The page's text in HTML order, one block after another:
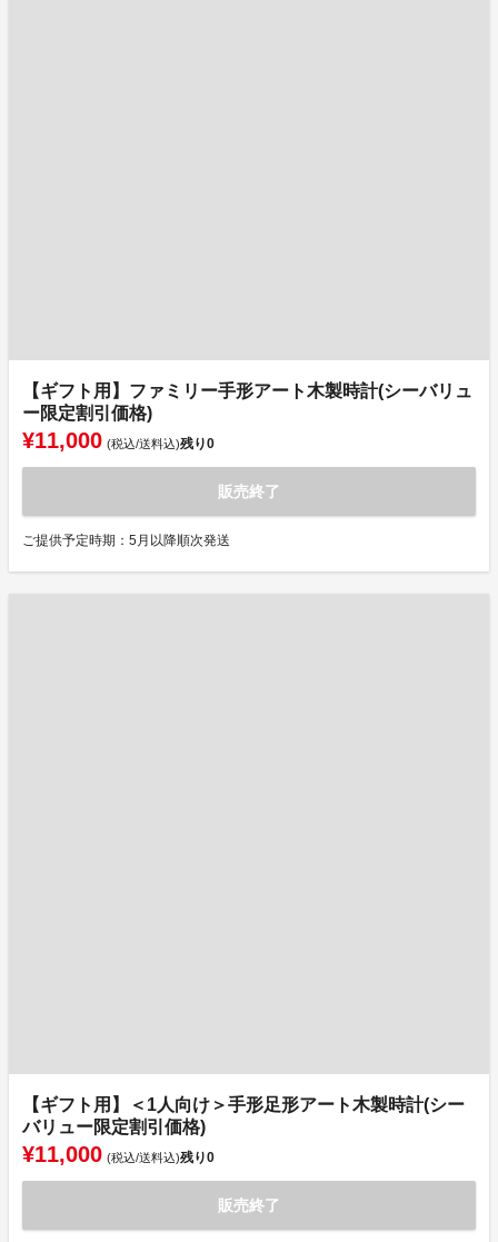
【ギフト用】ファミリー手形アート木製時計(シーバリュ
ー限定割引価格)
¥11,000 (税込/送料込)残り0
販売終了
ご提供予定時期：5月以降順次発送
【ギフト用】＜1人向け＞手形足形アート木製時計(シー
バリュー限定割引価格)
¥11,000 (税込/送料込)残り0
販売終了